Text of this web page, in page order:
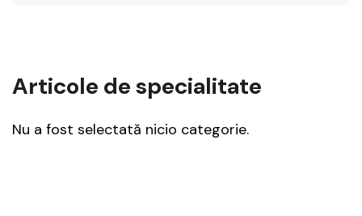
Articole de specialitate
Nu a fost selectată nicio categorie.